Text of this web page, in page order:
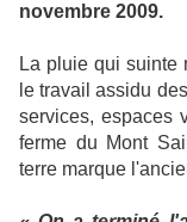
novembre 2009.
La pluie qui suinte
le travail assidu
services, espaces
ferme du Mont
terre marque